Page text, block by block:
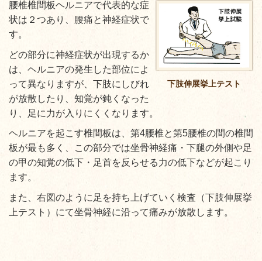
下肢伸展挙上テスト
腰椎椎間板ヘルニアで代表的な症
状は２つあり、腰痛と神経症状で
す。
どの部分に神経症状が出現するか
は、ヘルニアの発生した部位によ
って異なりますが、下肢にしびれ
が放散したり、知覚が鈍くなった
り、足に力が入りにくくなります。
ヘルニアを起こす椎間板は、第4腰椎と第5腰椎の間の椎間
板が最も多く、この部分では坐骨神経痛・下腿の外側や足
の甲の知覚の低下・足首を反らせる力の低下などが起こり
ます。
また、右図のように足を持ち上げていく検査（下肢伸展挙
上テスト）にて坐骨神経に沿って痛みが放散します。